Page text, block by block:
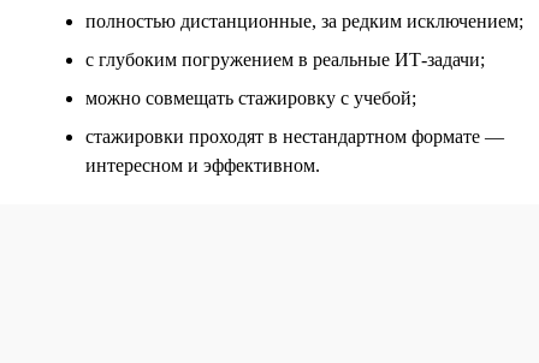
полностью дистанционные, за редким исключением;
с глубоким погружением в реальные ИТ-задачи;
можно совмещать стажировку с учебой;
стажировки проходят в нестандартном формате —
интересном и эффективном.